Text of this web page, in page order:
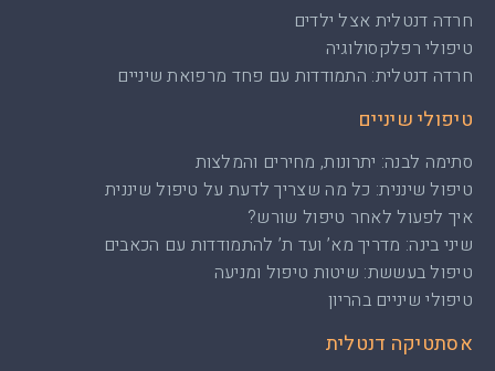
אסתטיקה דנטלית
טיפולי שיניים
סתימה לבנה: יתרונות, מחירים והמלצות
טיפול שיננית: כל מה שצריך לדעת על טיפול שיננית
איך לפעול לאחר טיפול שורש?
שיני בינה: מדריך מא’ ועד ת’ להתמודדות עם הכאבים
טיפול בעששת: שיטות טיפול ומניעה
טיפולי שיניים בהריון
חרדה דנטלית אצל ילדים
טיפולי רפלקסולוגיה
חרדה דנטלית: התמודדות עם פחד מרפואת שיניים